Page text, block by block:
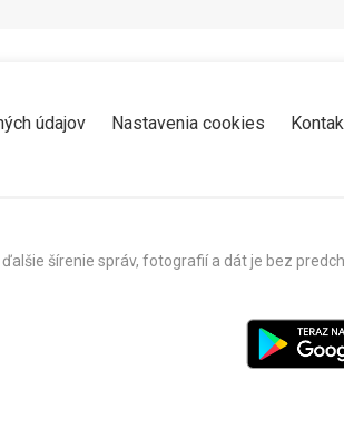
údajov Nastavenia cookies
šírenie správ, fotografií a dát je bez